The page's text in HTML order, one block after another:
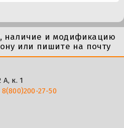
наличие и модификацию
или пишите на почту
к. 1
8(800)200-27-50